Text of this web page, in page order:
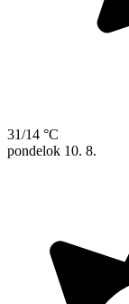
31/14 °C
pondelok 10. 8.